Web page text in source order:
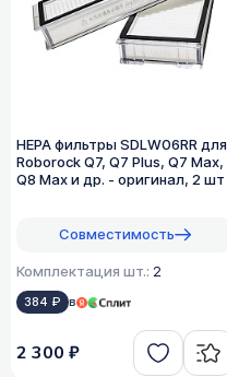
HEPA фильтры SDLW06RR для
Roborock Q7, Q7 Plus, Q7 Max,
Q8 Max и др. - оригинал, 2 шт
Совместимость
Комплектация шт.: 2
384 ₽ в
2 300 ₽